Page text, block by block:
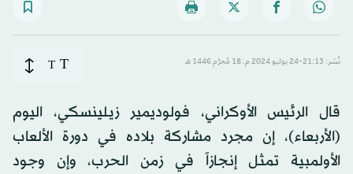
نُشر: 21:13-24 يوليو 2024 م ـ 18 مُحرَّم 1446 هـ T
T
قال الرئيس الأوكراني، فولوديمير زيلينسكي، اليوم
(الأربعاء)، إن مجرد مشاركة بلاده في دورة الألعاب
الأولمبية تمثل إنجازاً في زمن الحرب، وإن وجود